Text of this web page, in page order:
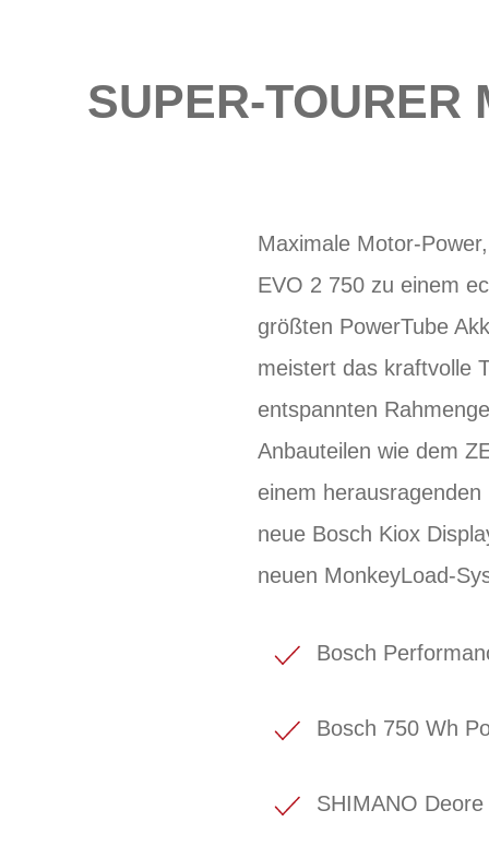
SUPER-TOURER
Maximale Motor-
EVO 2 750 zu einem
größten PowerTube
meistert das kraftvolle
entspannten
Anbauteilen wie dem
einem
neue Bosch Kiox
neuen MonkeyLoad-
Bosch
Bosch 750 Wh
SHIMANO